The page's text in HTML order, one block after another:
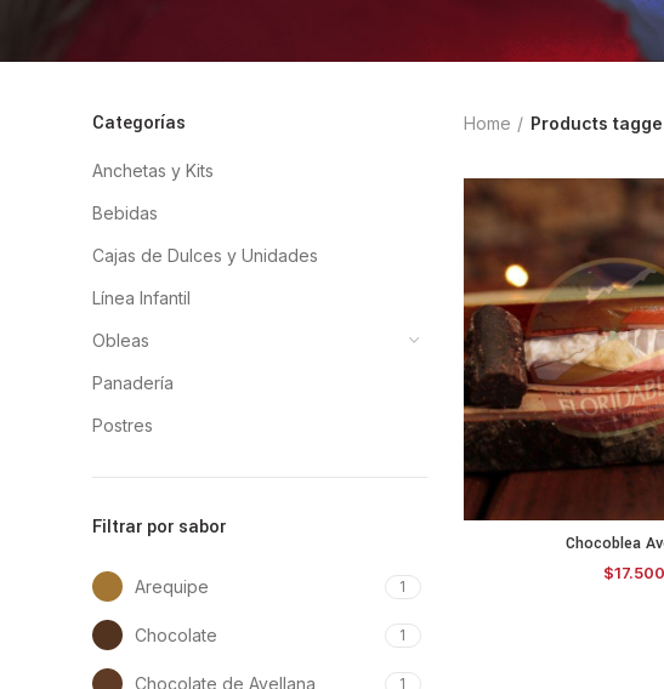
Categorías
Anchetas y Kits
Bebidas
Cajas de Dulces y Unidades
Línea Infantil
Obleas
Panadería
Postres
Filtrar por sabor
Arequipe 1
Chocolate 1
Chocolate de Avellana 1
Home Products
Chocoblea
$17.500